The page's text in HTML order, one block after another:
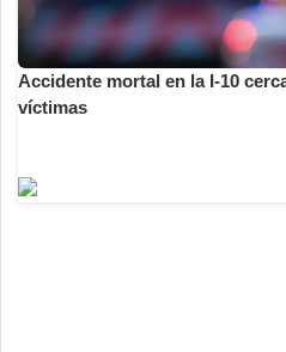
Accidente mortal en la I-10
víctimas